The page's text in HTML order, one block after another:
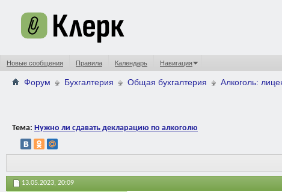
Новые сообщения Правила Календарь Навигация
Форум Бухгалтерия Общая бухгалтерия Алкоголь:
Тема: Нужно ли сдавать декларацию по алкоголю
13.05.2023, 20:09